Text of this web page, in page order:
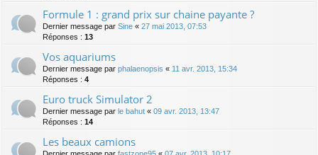
Formule 1 : grand prix sur chaine payante ?
Dernier message par Sine « 27 mai 2013, 07:53
Réponses : 13
Vos aquariums
Dernier message par phalaenopsis « 11 avr. 2013, 15:34
Réponses : 4
Euro truck Simulator 2
Dernier message par le bahut « 09 avr. 2013, 13:47
Réponses : 14
Les beaux camions